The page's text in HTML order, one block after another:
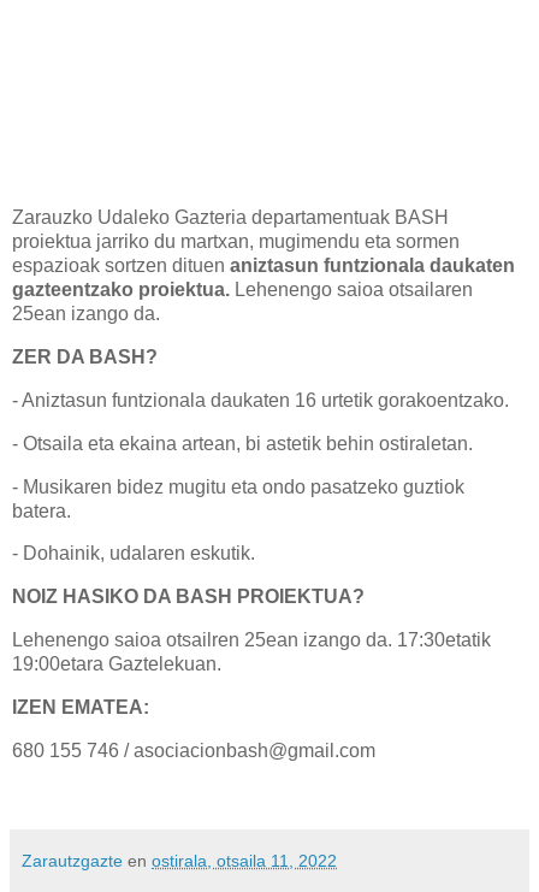
Zarauzko Udaleko Gazteria departamentuak BASH
proiektua jarriko du martxan, mugimendu eta sormen
espazioak sortzen dituen aniztasun funtzionala daukaten
gazteentzako proiektua. Lehenengo saioa otsailaren
25ean izango da.
ZER DA BASH?
- Aniztasun funtzionala daukaten 16 urtetik gorakoentzako.
- Otsaila eta ekaina artean, bi astetik behin ostiraletan.
- Musikaren bidez mugitu eta ondo pasatzeko guztiok
batera.
- Dohainik, udalaren eskutik.
NOIZ HASIKO DA BASH PROIEKTUA?
Lehenengo saioa otsailren 25ean izango da. 17:30etatik
19:00etara Gaztelekuan.
IZEN EMATEA:
680 155 746 / asociacionbash@gmail.com
Zarautzgazte en ostirala, otsaila 11, 2022